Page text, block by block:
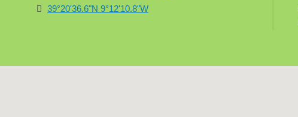
39°20'36.6"N 9°12'10.8"W